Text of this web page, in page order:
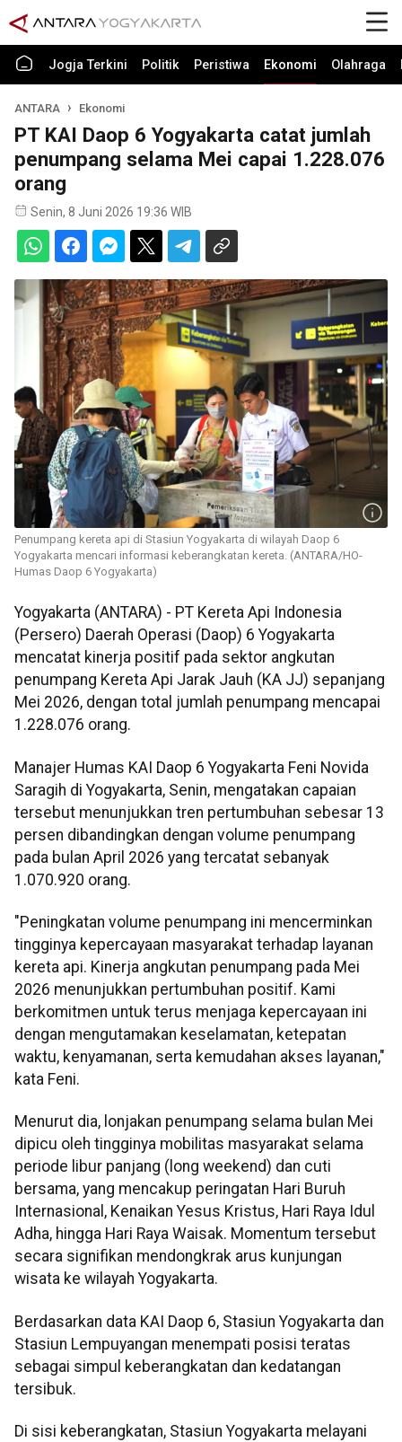
Jogja Terkini Politik Peristiwa Ekonomi Olahraga
ANTARA Ekonomi
PT KAI Daop 6 Yogyakarta catat jumlah
penumpang selama Mei capai 1.228.076
orang
Senin, 8 Juni 2026 19:36 WIB
Penumpang kereta api di Stasiun Yogyakarta di wilayah Daop 6
Yogyakarta mencari informasi keberangkatan kereta. (ANTARA/HO-
Humas Daop 6 Yogyakarta)
Yogyakarta (ANTARA) - PT Kereta Api Indonesia
(Persero) Daerah Operasi (Daop) 6 Yogyakarta
mencatat kinerja positif pada sektor angkutan
penumpang Kereta Api Jarak Jauh (KA JJ) sepanjang
Mei 2026, dengan total jumlah penumpang mencapai
1.228.076 orang.
Manajer Humas KAI Daop 6 Yogyakarta Feni Novida
Saragih di Yogyakarta, Senin, mengatakan capaian
tersebut menunjukkan tren pertumbuhan sebesar 13
persen dibandingkan dengan volume penumpang
pada bulan April 2026 yang tercatat sebanyak
1.070.920 orang.
"Peningkatan volume penumpang ini mencerminkan
tingginya kepercayaan masyarakat terhadap layanan
kereta api. Kinerja angkutan penumpang pada Mei
2026 menunjukkan pertumbuhan positif. Kami
berkomitmen untuk terus menjaga kepercayaan ini
dengan mengutamakan keselamatan, ketepatan
waktu, kenyamanan, serta kemudahan akses layanan,"
kata Feni.
Menurut dia, lonjakan penumpang selama bulan Mei
dipicu oleh tingginya mobilitas masyarakat selama
periode libur panjang (long weekend) dan cuti
bersama, yang mencakup peringatan Hari Buruh
Internasional, Kenaikan Yesus Kristus, Hari Raya Idul
Adha, hingga Hari Raya Waisak. Momentum tersebut
secara signifikan mendongkrak arus kunjungan
wisata ke wilayah Yogyakarta.
Berdasarkan data KAI Daop 6, Stasiun Yogyakarta dan
Stasiun Lempuyangan menempati posisi teratas
sebagai simpul keberangkatan dan kedatangan
tersibuk.
Di sisi keberangkatan, Stasiun Yogyakarta melayani